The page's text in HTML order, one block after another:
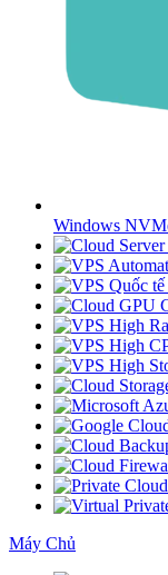
Windows
Máy Chủ